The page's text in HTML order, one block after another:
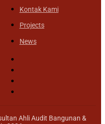
Kontak Kami
Projects
News
Ahli Audit Bangunan &